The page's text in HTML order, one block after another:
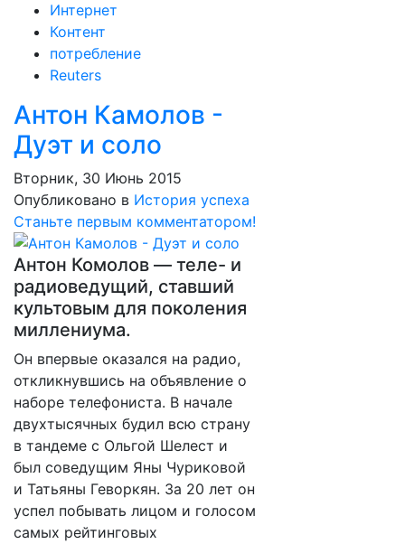
Интернет
Контент
потребление
Reuters
Антон Камолов -
Дуэт и соло
Вторник, 30 Июнь 2015
Опубликовано в История успеха
Станьте первым комментатором!
Антон Комолов — теле- и
радиоведущий, ставший
культовым для поколения
миллениума.
Он впервые оказался на радио,
откликнувшись на объявление о
наборе телефониста. В начале
двухтысячных будил всю страну
в тандеме с Ольгой Шелест и
был соведущим Яны Чуриковой
и Татьяны Геворкян. За 20 лет он
успел побывать лицом и голосом
самых рейтинговых